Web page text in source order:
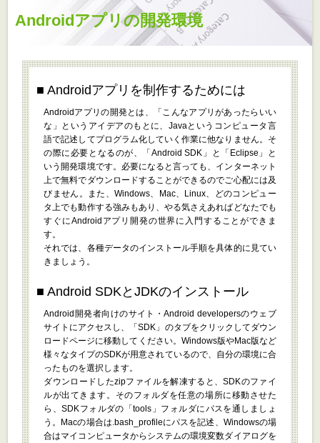
Androidアプリの開発環境
Androidアプリを制作するためには
Androidアプリの開発とは、「こんなアプリがあったらいい
な」というアイデアのもとに、Javaというコンピュータ言
語で記述してプログラム化していく作業に他なりません。そ
の際に必要となるのが、「Android SDK」と「Eclipse」と
いう開発環境です。必要になると言っても、インターネット
上で無料でダウンロードすることができるのでご心配には及
びません。また、Windows、Mac、Linux、どのコンピュー
タ上でも動作する強みもあり、やる気さえあればどなたでも
すぐにAndroidアプリ開発の世界に入門することができま
す。
それでは、各種データのインストール手順を具体的に見てい
きましょう。
Android SDKとJDKのインストール
Android開発者向けのサイト・Android developersのウェブ
サイトにアクセスし、「SDK」のタブをクリックしてダウン
ロードページに移動してください。Windows版やMac版など
様々なタイプのSDKが用意されているので、自分の環境に合
ったものを選択します。
ダウンロードしたzipファイルを解凍すると、SDKのファイ
ルが出てきます。そのフォルダを任意の場所に移動させた
ら、SDKフォルダの「tools」フォルダにパスを通しましょ
う。Macの場合は.bash_profileにパスを記述、Windowsの場
合はマイコンピュータからシステムの環境変数ダイアログを